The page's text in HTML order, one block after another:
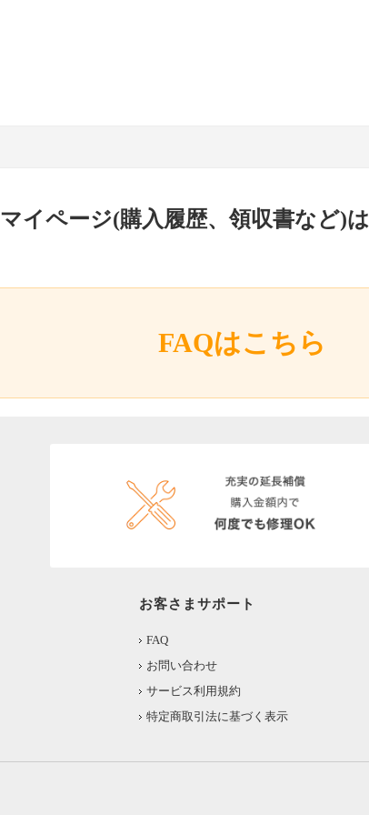
マイページ(購入履歴、領収書など)は
FAQはこちら
お客さまサポート
FAQ
お問い合わせ
サービス利用規約
特定商取引法に基づく表示